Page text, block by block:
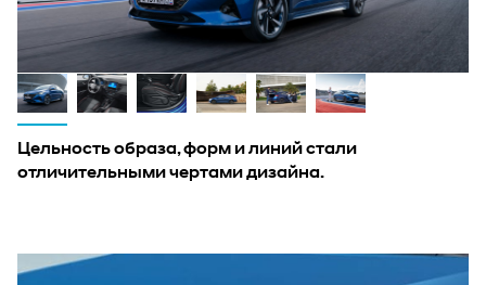
Цельность образа, форм и линий стали
отличительными чертами дизайна.